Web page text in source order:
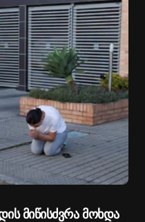
მიწისძვრა მოხდა